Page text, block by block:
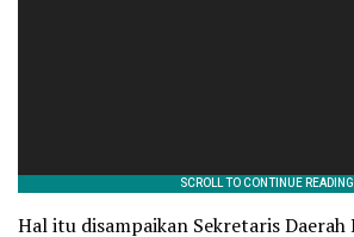
Hal itu disampaikan Sekretaris Daerah